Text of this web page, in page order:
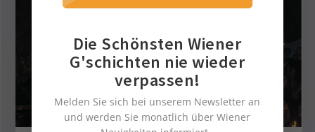
Die Schönsten Wiener
G'schichten nie wieder
verpassen!
Melden Sie sich bei unserem Newsletter an
und werden Sie monatlich über Wiener